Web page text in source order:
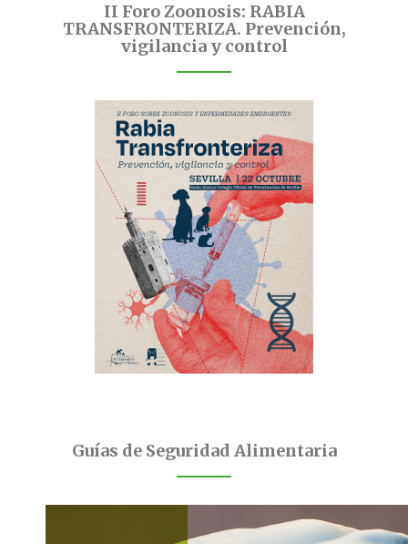
II Foro Zoonosis: RABIA
TRANSFRONTERIZA. Prevención,
vigilancia y control
Guías de Seguridad Alimentaria